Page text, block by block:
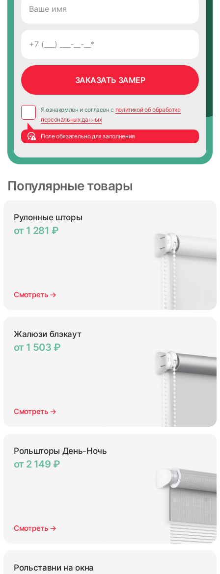
Я ознакомлен и согласен с политикой об обработке
персональных данных
Поле обязательно для заполнения
Популярные товары
Рулонные шторы
от 1 281 ₽
Смотреть →
Жалюзи блэкаут
от 1 503 ₽
Смотреть →
Рольшторы День-Ночь
от 2 149 ₽
Смотреть →
Рольставни на окна